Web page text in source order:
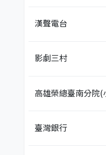
漢聲電台
影劇三村
高雄榮總臺南分院(
臺灣銀行